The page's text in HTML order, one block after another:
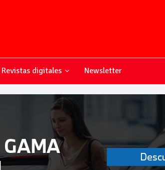
Revistas digitales Newsletter